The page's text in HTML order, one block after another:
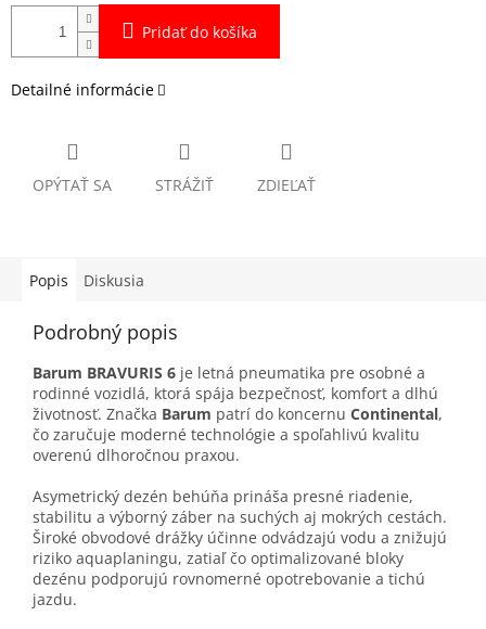
Pridať do košíka
Detailné informácie
OPÝTAŤ SA STRÁŽIŤ ZDIEĽAŤ
Popis Diskusia
Podrobný popis
Barum BRAVURIS 6 je letná pneumatika pre osobné a
rodinné vozidlá, ktorá spája bezpečnosť, komfort a dlhú
životnosť. Značka Barum patrí do koncernu Continental,
čo zaručuje moderné technológie a spoľahlivú kvalitu
overenú dlhoročnou praxou.
Asymetrický dezén behúňa prináša presné riadenie,
stabilitu a výborný záber na suchých aj mokrých cestách.
Široké obvodové drážky účinne odvádzajú vodu a znižujú
riziko aquaplaningu, zatiaľ čo optimalizované bloky
dezénu podporujú rovnomerné opotrebovanie a tichú
jazdu.